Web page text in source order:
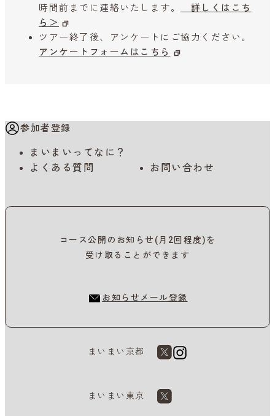
時間前までに連絡いたします。
詳しくはこち
ら＞
ツアー終了後、アンケートにご協力ください。
アンケートフォームはこちら
参加者登録
まいまいってなに？
よくある質問
お問い合わせ
コース公開のお知らせ(月2回程度)を
受け取ることができます
お知らせメール登録
まいまい京都
まいまい東京